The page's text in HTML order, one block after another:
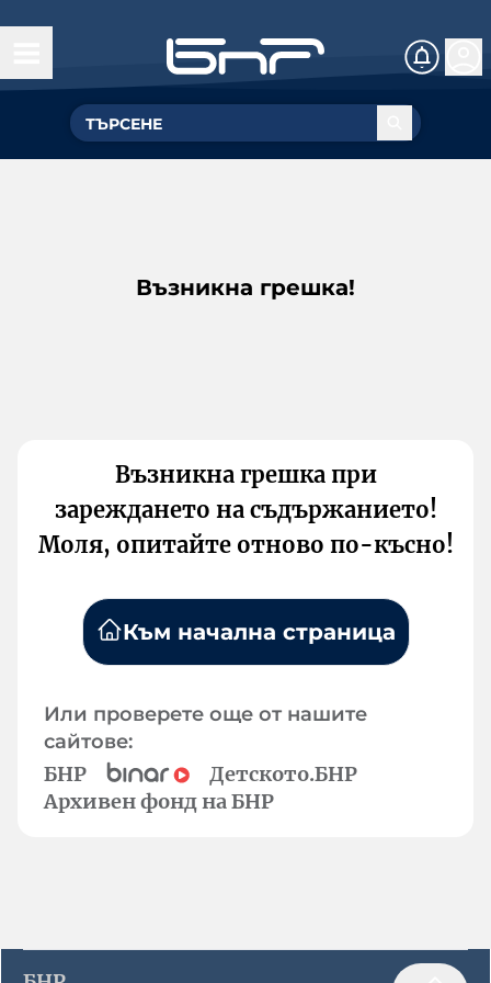
Възникна грешка!
Възникна грешка при
зареждането на съдържанието!
Моля, опитайте отново по-късно!
Към начална страница
Или проверете още от нашите
сайтове:
БНР
Детското.БНР
Архивен фонд на БНР